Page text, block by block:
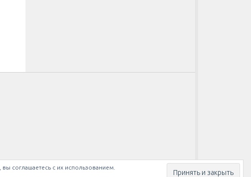
соглашаетесь с их использованием.